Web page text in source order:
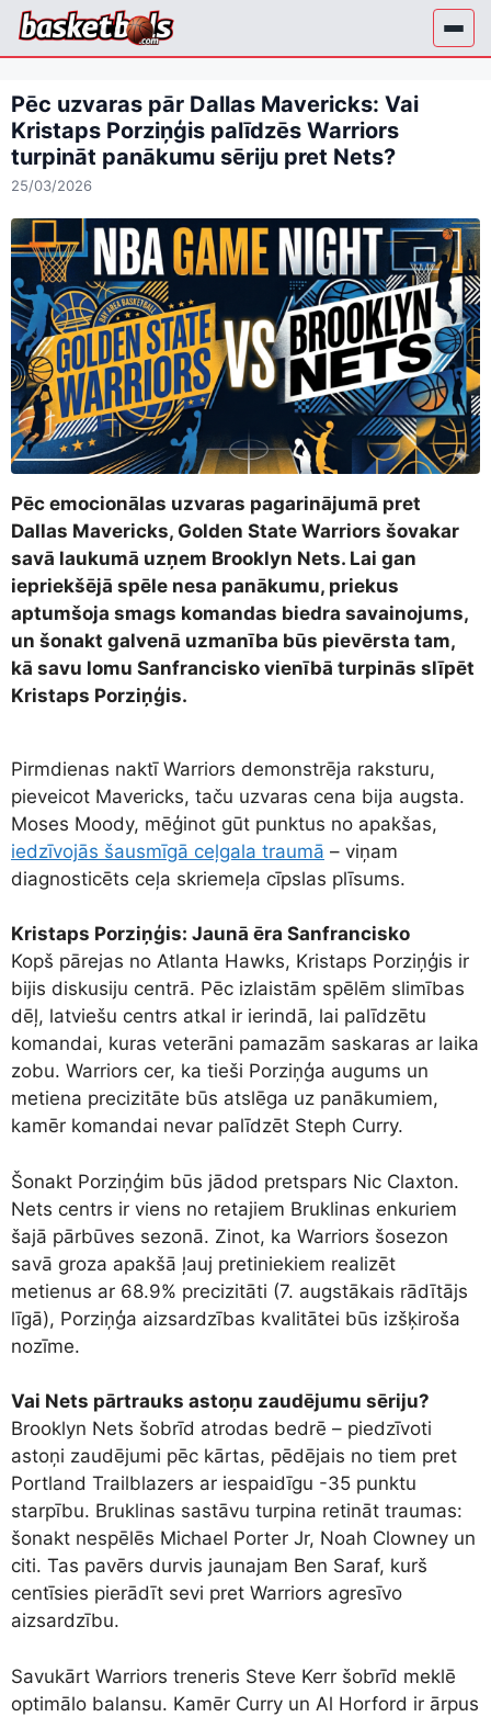
Skip
Pēc uzvaras pār Dallas Mavericks: Vai
Kristaps Porziņģis palīdzēs Warriors
turpināt panākumu sēriju pret Nets?
25/03/2026
Pēc emocionālas uzvaras pagarinājumā pret
Dallas Mavericks, Golden State Warriors šovakar
savā laukumā uzņem Brooklyn Nets. Lai gan
iepriekšējā spēle nesa panākumu, priekus
aptumšoja smags komandas biedra savainojums,
un šonakt galvenā uzmanība būs pievērsta tam,
kā savu lomu Sanfrancisko vienībā turpinās slīpēt
Kristaps Porziņģis.
Pirmdienas naktī Warriors demonstrēja raksturu,
pieveicot Mavericks, taču uzvaras cena bija augsta.
Moses Moody, mēģinot gūt punktus no apakšas,
iedzīvojās šausmīgā ceļgala traumā – viņam
diagnosticēts ceļa skriemeļa cīpslas plīsums.
Kristaps Porziņģis: Jaunā ēra Sanfrancisko
Kopš pārejas no Atlanta Hawks, Kristaps Porziņģis ir
bijis diskusiju centrā. Pēc izlaistām spēlēm slimības
dēļ, latviešu centrs atkal ir ierindā, lai palīdzētu
komandai, kuras veterāni pamazām saskaras ar laika
zobu. Warriors cer, ka tieši Porziņģa augums un
metiena precizitāte būs atslēga uz panākumiem,
kamēr komandai nevar palīdzēt Steph Curry.
Šonakt Porziņģim būs jādod pretspars Nic Claxton.
Nets centrs ir viens no retajiem Bruklinas enkuriem
šajā pārbūves sezonā. Zinot, ka Warriors šosezon
savā groza apakšā ļauj pretiniekiem realizēt
metienus ar 68.9% precizitāti (7. augstākais rādītājs
līgā), Porziņģa aizsardzības kvalitātei būs izšķiroša
nozīme.
Vai Nets pārtrauks astoņu zaudējumu sēriju?
Brooklyn Nets šobrīd atrodas bedrē – piedzīvoti
astoņi zaudējumi pēc kārtas, pēdējais no tiem pret
Portland Trailblazers ar iespaidīgu -35 punktu
starpību. Bruklinas sastāvu turpina retināt traumas:
šonakt nespēlēs Michael Porter Jr, Noah Clowney un
citi. Tas pavērs durvis jaunajam Ben Saraf, kurš
centīsies pierādīt sevi pret Warriors agresīvo
aizsardzību.
Savukārt Warriors treneris Steve Kerr šobrīd meklē
optimālo balansu. Kamēr Curry un Al Horford ir ārpus